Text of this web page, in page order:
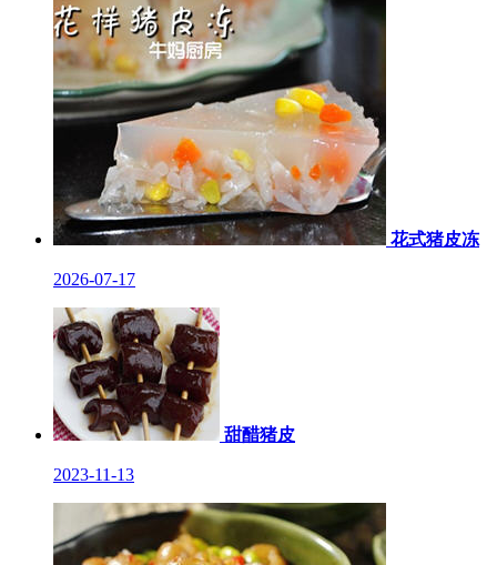
花式猪皮冻
2026-07-17
甜醋猪皮
2023-11-13